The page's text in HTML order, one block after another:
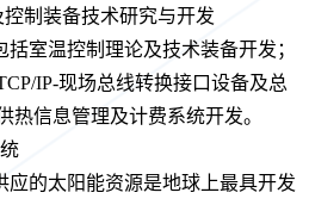
制装备技术研究与开发
室温控制理论及技术装备开发；
IP-现场总线转换接口设备及总
热信息管理及计费系统开发。
应的太阳能资源是地球上最具开发